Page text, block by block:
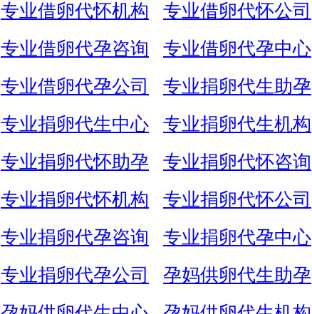
专业借卵代怀机构
专业借卵代怀公司
专业借卵代孕咨询
专业借卵代孕中心
专业借卵代孕公司
专业捐卵代生助孕
专业捐卵代生中心
专业捐卵代生机构
专业捐卵代怀助孕
专业捐卵代怀咨询
专业捐卵代怀机构
专业捐卵代怀公司
专业捐卵代孕咨询
专业捐卵代孕中心
专业捐卵代孕公司
孕妈供卵代生助孕